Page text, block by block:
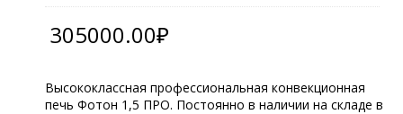
305000.00₽
Высококлассная профессиональная конвекционная
печь Фотон 1,5 ПРО. Постоянно в наличии на складе в